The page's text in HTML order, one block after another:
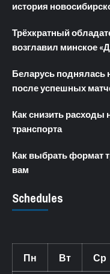
история
Трёхкратный
возглавил минское
Беларусь поднялась
после успешных
Как снизить расходы
транспорта
Как выбрать формат
вам
Schedules
Пн Вт Ср